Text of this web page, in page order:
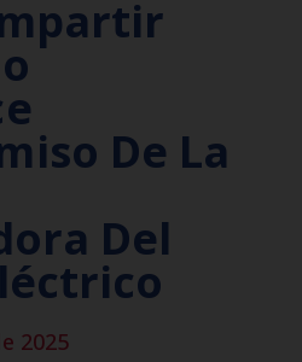
De La
Del
2025